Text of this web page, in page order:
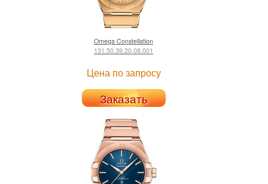
Omega Constellation
131.50.39.20.08.001
Цена по запросу
Заказать